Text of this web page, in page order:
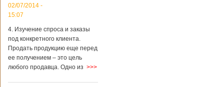
02/07/2014 -
15:07
4. Изучение спроса и заказы
под конкретного клиента.
Продать продукцию еще перед
ее получением – это цель
любого продавца. Одно из >>>